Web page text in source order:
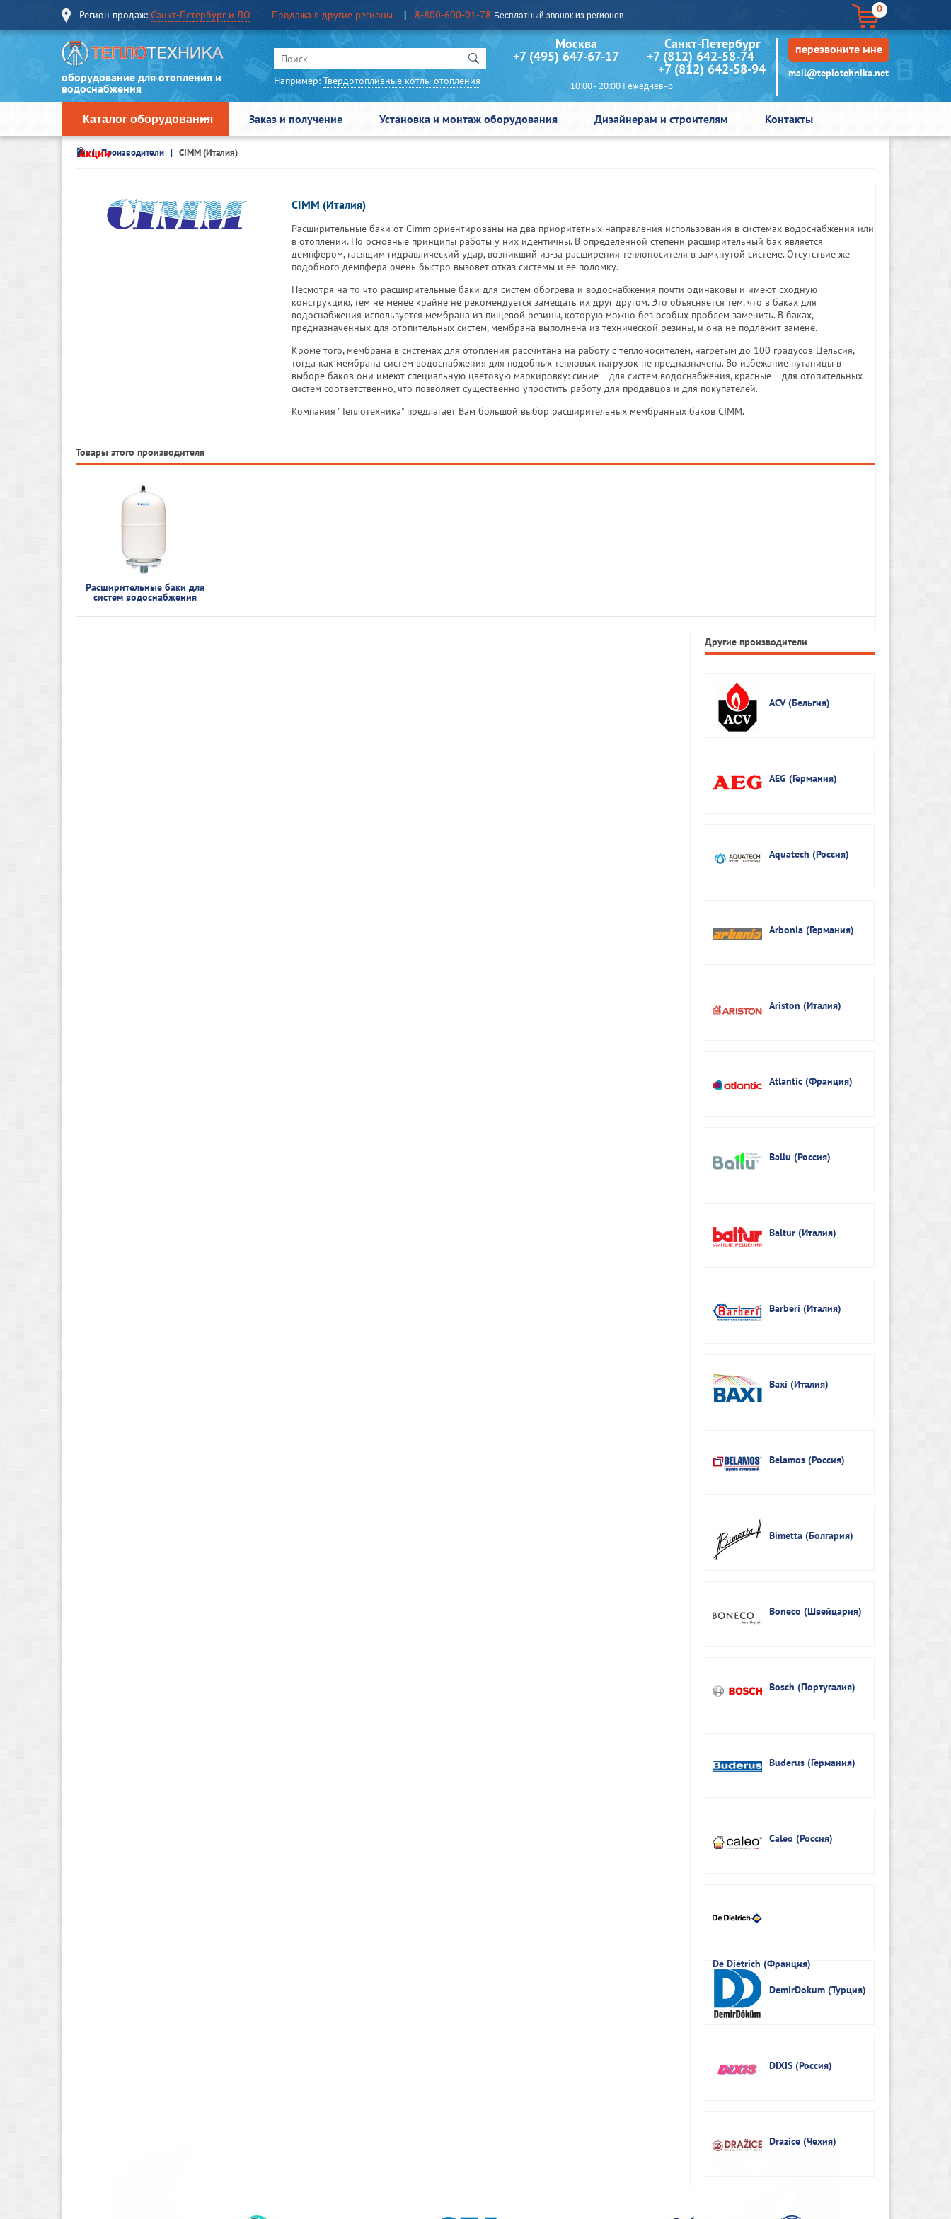
Регион продаж: Санкт-Петербург и ЛО Продажа в другие регионы 8-800-600-01-78 Бесплатный звонок из регионов
0
оборудование для отопления и
водоснабжения
Например: Твердотопливные котлы отопления
Москва Санкт-Петербург
+7 (495) 647-67-17 +7 (812) 642-58-74
+7 (812) 642-58-94
10:00 - 20:00 I ежедневно
перезвоните мне
mail@teplotehnika.net
Каталог оборудования Заказ и получение Установка и монтаж оборудования Дизайнерам и строителям Контакты
АкцииПроизводители CIMM (Италия)
CIMM (Италия)
Расширительные баки от Cimm ориентированы на два приоритетных направления использования в системах водоснабжения или
в отоплении. Но основные принципы работы у них идентичны. В определенной степени расширительный бак является
демпфером, гасящим гидравлический удар, возникший из-за расширения теплоносителя в замкнутой системе. Отсутствие же
подобного демпфера очень быстро вызовет отказ системы и ее поломку.
Несмотря на то что расширительные баки для систем обогрева и водоснабжения почти одинаковы и имеют сходную
конструкцию, тем не менее крайне не рекомендуется замещать их друг другом. Это объясняется тем, что в баках для
водоснабжения используется мембрана из пищевой резины, которую можно без особых проблем заменить. В баках,
предназначенных для отопительных систем, мембрана выполнена из технической резины, и она не подлежит замене.
Кроме того, мембрана в системах для отопления рассчитана на работу с теплоносителем, нагретым до 100 градусов Цельсия,
тогда как мембрана систем водоснабжения для подобных тепловых нагрузок не предназначена. Во избежание путаницы в
выборе баков они имеют специальную цветовую маркировку: синие – для систем водоснабжения, красные – для отопительных
систем соответственно, что позволяет существенно упростить работу для продавцов и для покупателей.
Компания "Теплотехника" предлагает Вам большой выбор расширительных мембранных баков CIMM.
Товары этого производителя
Расширительные баки для
систем водоснабжения
Другие производители
ACV (Бельгия)
AEG (Германия)
Aquatech (Россия)
Arbonia (Германия)
Ariston (Италия)
Atlantic (Франция)
Ballu (Россия)
Baltur (Италия)
Barberi (Италия)
Baxi (Италия)
Belamos (Россия)
Bimetta (Болгария)
Boneco (Швейцария)
Bosch (Португалия)
Buderus (Германия)
Caleo (Россия)
De Dietrich (Франция)
DemirDokum (Турция)
DIXIS (Россия)
Drazice (Чехия)